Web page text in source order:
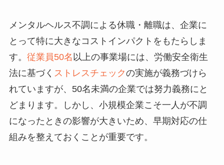
メンタルヘルス不調による休職・離職は、企業に
とって特に大きなコストインパクトをもたらしま
す。 従業員50名 以上の事業場には、労働安全衛生
法に基づく ストレスチェックの実施が義務づけら
れていますが、50名未満の企業では努力義務にと
どまります。しかし、小規模企業こそ一人が不調
になったときの影響が大きいため、早期対応の仕
組みを整えておくことが重要です。